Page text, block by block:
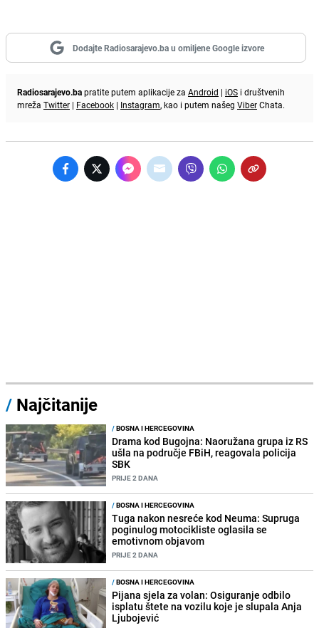
Dodajte Radiosarajevo.ba u omiljene Google izvore
Radiosarajevo.bapratite putem aplikacije za Android | iOS i društvenih
mreža Twitter | Facebook | Instagram, kao i putem našeg ViberChata.
/ Najčitanije
/BOSNA I HERCEGOVINA
Drama kod Bugojna: Naoružana grupa iz RS
ušla na područje FBiH, reagovala policija
SBK
PRIJE 2 DANA
/BOSNA I HERCEGOVINA
Tuga nakon nesreće kod Neuma: Supruga
poginulog motocikliste oglasila se
emotivnom objavom
PRIJE 2 DANA
/BOSNA I HERCEGOVINA
Pijana sjela za volan: Osiguranje odbilo
isplatu štete na vozilu koje je slupala Anja
Ljubojević